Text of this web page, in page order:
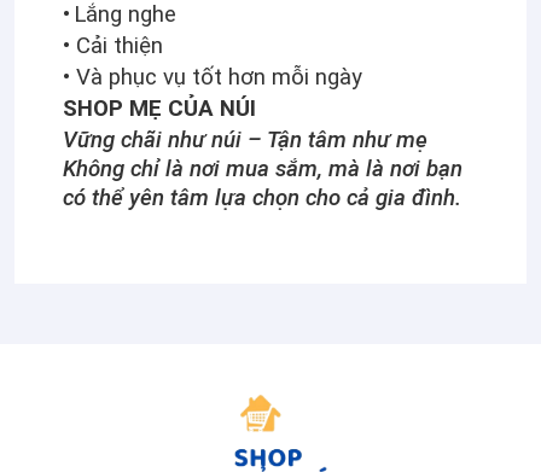
• Lắng nghe
• Cải thiện
• Và phục vụ tốt hơn mỗi ngày
SHOP MẸ CỦA NÚI
Vững chãi như núi – Tận tâm như mẹ
Không chỉ là nơi mua sắm, mà là nơi bạn
có thể yên tâm lựa chọn cho cả gia đình.